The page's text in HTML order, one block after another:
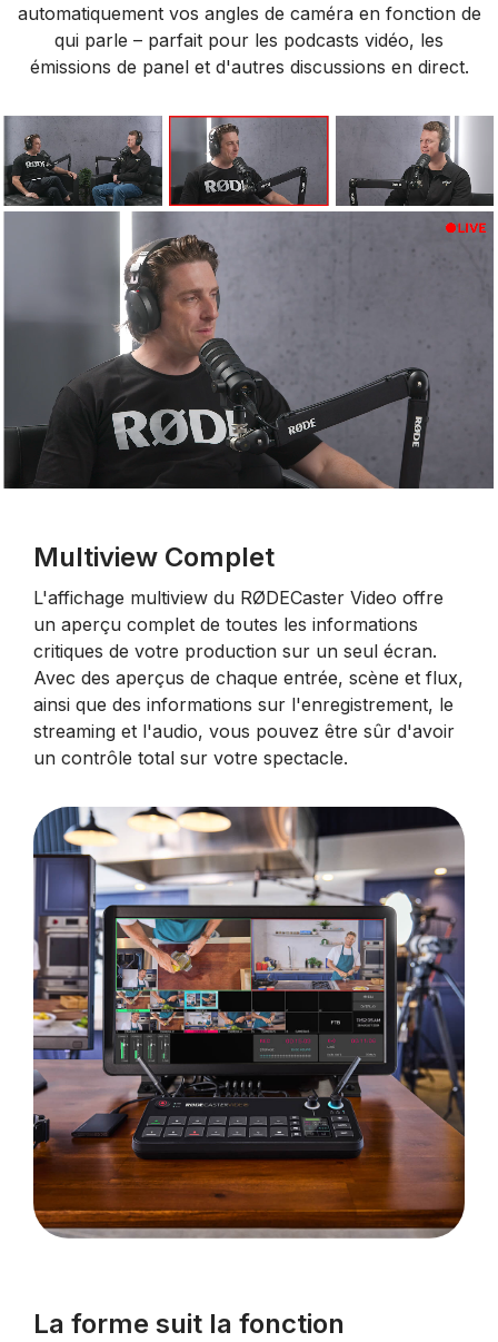
automatiquement vos angles de caméra en fonction de
qui parle – parfait pour les podcasts vidéo, les
émissions de panel et d'autres discussions en direct.
Multiview Complet
L'affichage multiview du RØDECaster Video offre
un aperçu complet de toutes les informations
critiques de votre production sur un seul écran.
Avec des aperçus de chaque entrée, scène et flux,
ainsi que des informations sur l'enregistrement, le
streaming et l'audio, vous pouvez être sûr d'avoir
un contrôle total sur votre spectacle.
La forme suit la fonction